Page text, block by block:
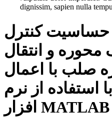
dignissim, sapien nulla
حساسیت کنترل
و انتقال
صلب با اعمال
استفاده از نرم
افزار MATLAB